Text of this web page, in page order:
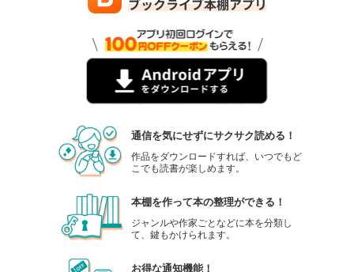
通信を気にせずにサクサク読める！
作品をダウンロードすれば、いつでもど
こでも読書が楽しめます。
本棚を作って本の整理ができる！
ジャンルや作家ごとなどに本を分類し
て、鍵もかけられます。
お得な通知機能！